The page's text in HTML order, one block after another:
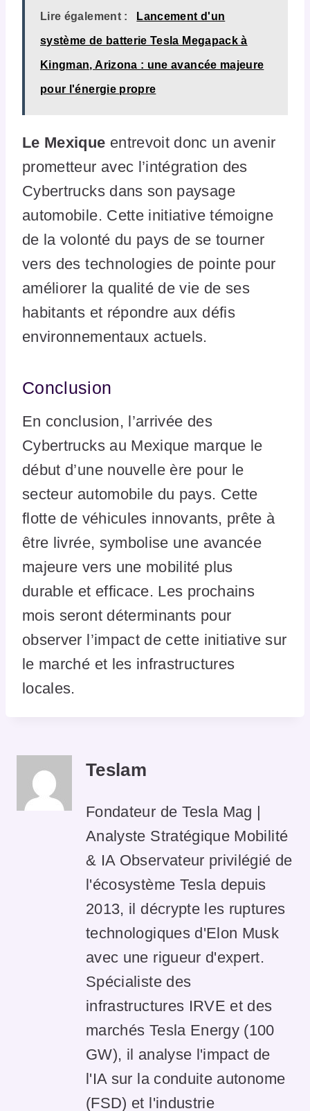
Lire également : Lancement d'un
système de batterie Tesla Megapack à
Kingman, Arizona : une avancée majeure
pour l'énergie propre
Le Mexique entrevoit donc un avenir
prometteur avec l’intégration des
Cybertrucks dans son paysage
automobile. Cette initiative témoigne
de la volonté du pays de se tourner
vers des technologies de pointe pour
améliorer la qualité de vie de ses
habitants et répondre aux défis
environnementaux actuels.
Conclusion
En conclusion, l’arrivée des
Cybertrucks au Mexique marque le
début d’une nouvelle ère pour le
secteur automobile du pays. Cette
flotte de véhicules innovants, prête à
être livrée, symbolise une avancée
majeure vers une mobilité plus
durable et efficace. Les prochains
mois seront déterminants pour
observer l’impact de cette initiative sur
le marché et les infrastructures
locales.
Teslam
Fondateur de Tesla Mag |
Analyste Stratégique Mobilité
& IA Observateur privilégié de
l'écosystème Tesla depuis
2013, il décrypte les ruptures
technologiques d'Elon Musk
avec une rigueur d'expert.
Spécialiste des
infrastructures IRVE et des
marchés Tesla Energy (100
GW), il analyse l'impact de
l'IA sur la conduite autonome
(FSD) et l'industrie